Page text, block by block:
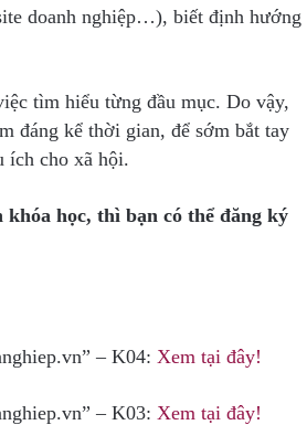
doanh nghiệp…), biết định hướng
tìm hiểu từng đầu mục. Do vậy,
đáng kể thời gian, để sớm bắt tay
ích cho xã hội.
học, thì bạn có thể đăng ký
– K04: Xem tại đây!
– K03: Xem tại đây!